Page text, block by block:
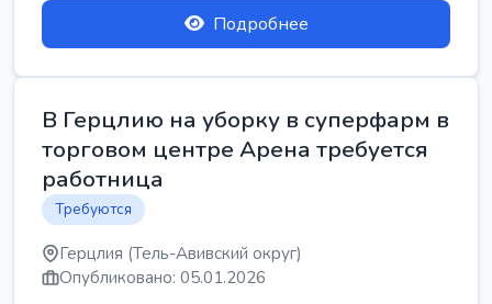
Подробнее
В Герцлию на уборку в суперфарм в
торговом центре Арена требуется
работница
Требуются
Герцлия (Тель-Авивский округ)
Опубликовано: 05.01.2026